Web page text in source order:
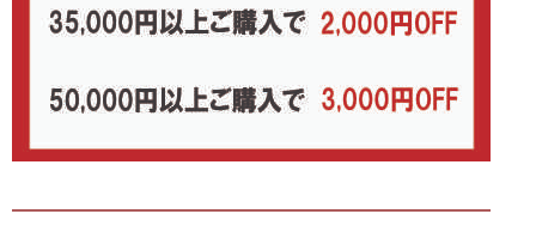
━━━━━━━━━━━━━━━━━━━━━━━━━